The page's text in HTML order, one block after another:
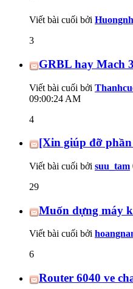
Viết bài cuối bởi
3
GRBL hay Mach
Viết bài cuối bởi
09:00:24 AM
4
[Xin giúp đỡ
Viết bài cuối bởi suu_tam
29
Muốn dựng máy
Viết bài cuối bởi
6
Router 6040 ve